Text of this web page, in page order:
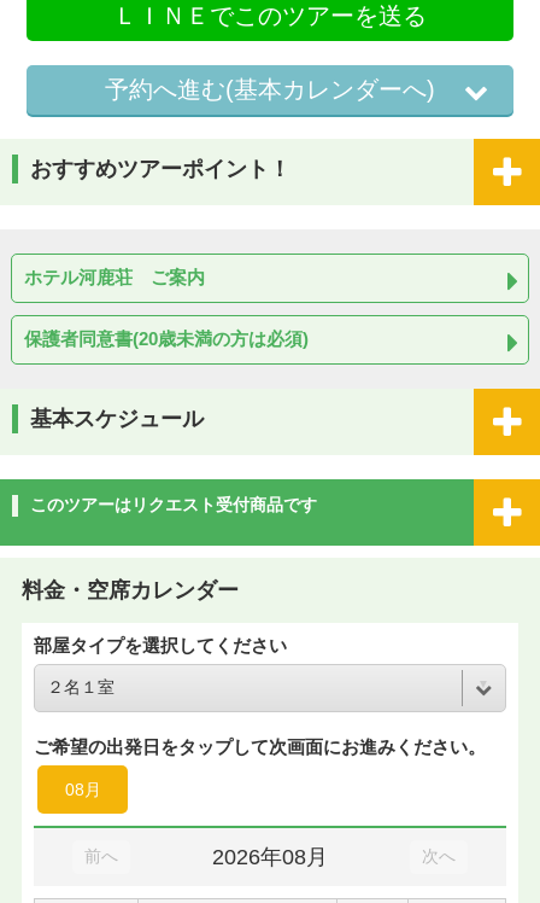
ＬＩＮＥでこのツアーを送る
予約へ進む(基本カレンダーへ)
おすすめツアーポイント！
ホテル河鹿荘 ご案内
保護者同意書(20歳未満の方は必須)
基本スケジュール
このツアーはリクエスト受付商品です
料金・空席カレンダー
部屋タイプを選択してください
ご希望の出発日をタップして次画面にお進みください。
08月
前へ 2026年08月 次へ